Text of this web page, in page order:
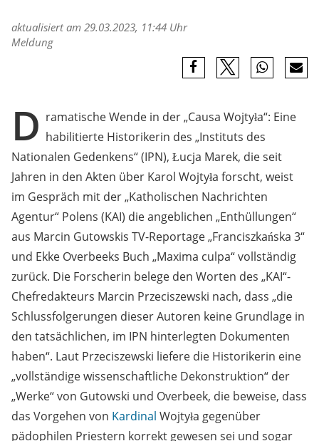
aktualisiert am 29.03.2023, 11:44 Uhr
Meldung
D ramatische Wende in der „Causa Wojtyła“: Eine
habilitierte Historikerin des „Instituts des
Nationalen Gedenkens“ (IPN), Łucja Marek, die seit
Jahren in den Akten über Karol Wojtyła forscht, weist
im Gespräch mit der „Katholischen Nachrichten
Agentur“ Polens (KAI) die angeblichen „Enthüllungen“
aus Marcin Gutowskis TV-Reportage „Franciszkańska 3“
und Ekke Overbeeks Buch „Maxima culpa“ vollständig
zurück. Die Forscherin belege den Worten des „KAI“-
Chefredakteurs Marcin Przeciszewski nach, dass „die
Schlussfolgerungen dieser Autoren keine Grundlage in
den tatsächlichen, im IPN hinterlegten Dokumenten
haben“. Laut Przeciszewski liefere die Historikerin eine
„vollständige wissenschaftliche Dekonstruktion“ der
„Werke“ von Gutowski und Overbeek, die beweise, dass
das Vorgehen von Kardinal Wojtyła gegenüber
pädophilen Priestern korrekt gewesen sei und sogar